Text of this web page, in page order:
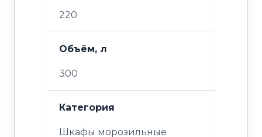
220
Объём, л
300
Категория
Шкафы морозильные